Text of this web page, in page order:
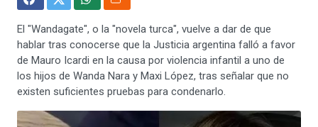
El "Wandagate", o la "novela turca", vuelve a dar de que
hablar tras conocerse que la Justicia argentina falló a favor
de Mauro Icardi en la causa por violencia infantil a uno de
los hijos de Wanda Nara y Maxi López, tras señalar que no
existen suficientes pruebas para condenarlo.